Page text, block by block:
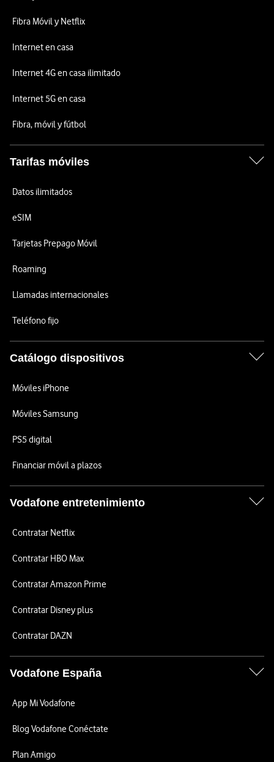
Fibra Móvil y Netflix
Internet en casa
Internet 4G en casa ilimitado
Internet 5G en casa
Fibra, móvil y fútbol
Tarifas móviles
Datos ilimitados
eSIM
Tarjetas Prepago Móvil
Roaming
Llamadas internacionales
Teléfono fijo
Catálogo dispositivos
Móviles iPhone
Móviles Samsung
PS5 digital
Financiar móvil a plazos
Vodafone entretenimiento
Contratar Netflix
Contratar HBO Max
Contratar Amazon Prime
Contratar Disney plus
Contratar DAZN
Vodafone España
App Mi Vodafone
Blog Vodafone Conéctate
Plan Amigo